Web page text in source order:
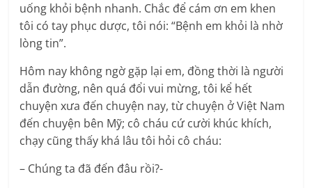
uống khỏi bệnh nhanh. Chắc để cám ơn em khen
tôi có tay phục dược, tôi nói: “Bệnh em khỏi là nhờ
lòng tin”.
Hôm nay không ngờ gặp lại em, đồng thời là người
dẫn đường, nên quá đổi vui mừng, tôi kể hết
chuyện xưa đến chuyện nay, từ chuyện ở Việt Nam
đến chuyện bên Mỹ; cô cháu cứ cười khúc khích,
chạy cũng thấy khá lâu tôi hỏi cô cháu:
– Chúng ta đã đến đâu rồi?-